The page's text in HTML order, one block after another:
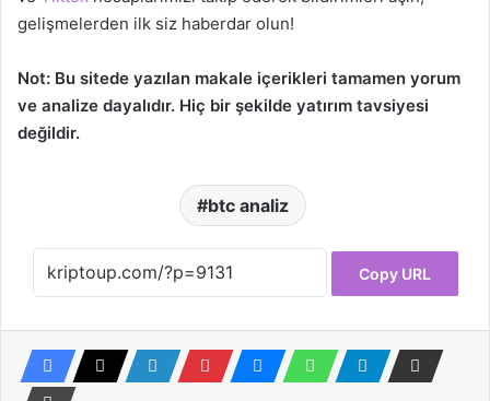
gelişmelerden ilk siz haberdar olun!
Not: Bu sitede yazılan makale içerikleri tamamen yorum
ve analize dayalıdır. Hiç bir şekilde yatırım tavsiyesi
değildir.
btc analiz
Copy URL